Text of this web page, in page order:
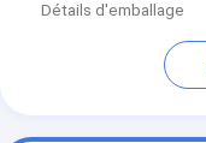
Détails d'emballage